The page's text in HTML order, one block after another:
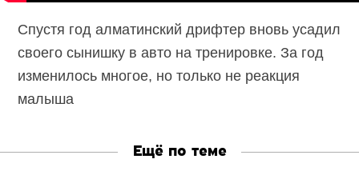
Спустя год алматинский дрифтер вновь усадил
своего сынишку в авто на тренировке. За год
изменилось многое, но только не реакция
малыша
Ещё по теме